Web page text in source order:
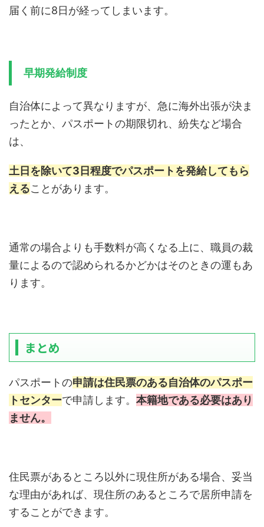
届く前に8日が経ってしまいます。
早期発給制度
自治体によって異なりますが、急に海外出張が決ま
ったとか、パスポートの期限切れ、紛失など場合
は、
土日を除いて3日程度でパスポートを発給してもら
えることがあります。
通常の場合よりも手数料が高くなる上に、職員の裁
量によるので認められるかどかはそのときの運もあ
ります。
まとめ
パスポートの申請は住民票のある自治体のパスポー
トセンターで申請します。 本籍地である必要はあり
ません。
住民票があるところ以外に現住所がある場合、妥当
な理由があれば、現住所のあるところで居所申請を
することができます。